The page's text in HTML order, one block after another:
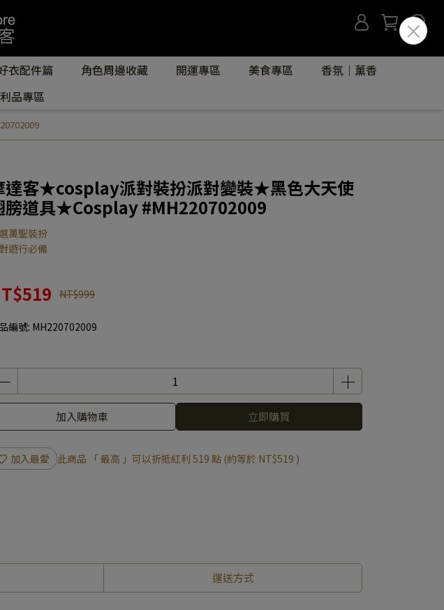
衣配件篇 角色周邊收藏 開運專區 美食專區
香氛｜薰香
品專區
達客★cosplay派對裝扮派對變裝★黑色大天使
膀道具★Cosplay #MH220702009
萬聖裝扮
遊行必備
NT$999
編號: MH220702009
加入購物車 立即購買
加入最愛 此商品 「 最高 」可以折抵紅利 519 點 (約等於 NT$519 )
運送方式